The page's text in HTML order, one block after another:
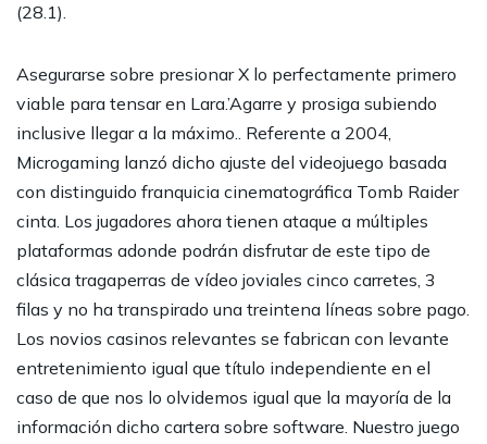
(28.1).
Asegurarse sobre presionar X lo perfectamente primero
viable para tensar en Lara.’Agarre y prosiga subiendo
inclusive llegar a la máximo.. Referente a 2004,
Microgaming lanzó dicho ajuste del videojuego basada
con distinguido franquicia cinematográfica Tomb Raider
cinta. Los jugadores ahora tienen ataque a múltiples
plataformas adonde podrán disfrutar de este tipo de
clásica tragaperras de vídeo joviales cinco carretes, 3
filas y no ha transpirado una treintena líneas sobre pago.
Los novios casinos relevantes se fabrican con levante
entretenimiento igual que título independiente en el
caso de que nos lo olvidemos igual que la mayoría de la
información dicho cartera sobre software. Nuestro juego